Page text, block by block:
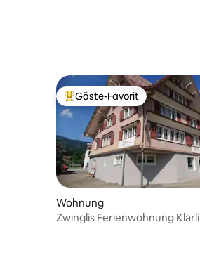
Beliebter Gäste-Favorit.
Gäste-Favorit
Wohnung
Zwinglis Ferienwohnung Klärli